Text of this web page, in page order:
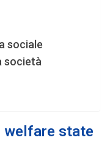
sociale
società
welfare state